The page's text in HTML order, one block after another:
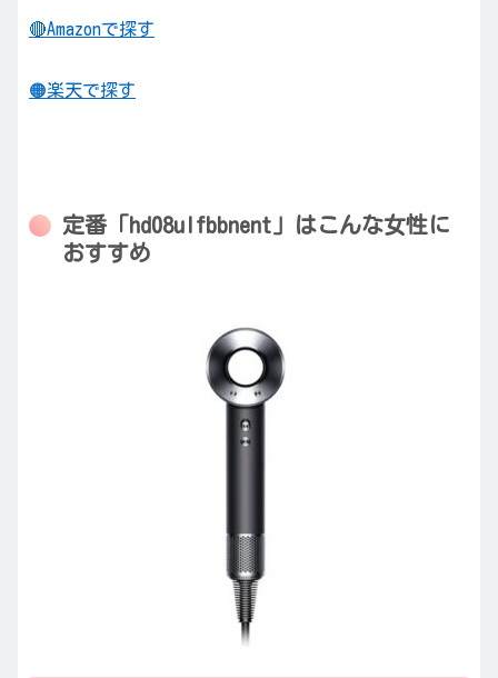
🔴Amazonで探す
🟠楽天で探す
定番「hd08ulfbbnent」はこんな女性に
おすすめ